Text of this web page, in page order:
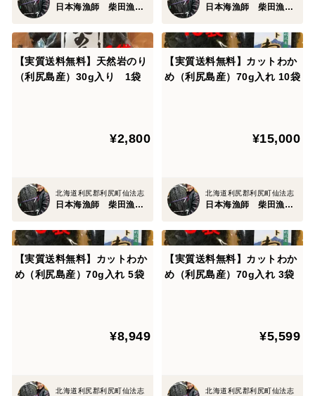
日本海漁師 柴田漁業部 日本海漁師 柴田漁業部
【実質送料無料】天然岩のり
（利尻島産）30g入り 1袋
¥2,800
北海道利尻郡利尻町仙法志
日本海漁師 柴田漁業部
【実質送料無料】カットわか
め（利尻島産）70g入れ 10袋
¥15,000
北海道利尻郡利尻町仙法志
日本海漁師 柴田漁業部
【実質送料無料】カットわか
め（利尻島産）70g入れ 5袋
¥8,949
北海道利尻郡利尻町仙法志
【実質送料無料】カットわか
め（利尻島産）70g入れ 3袋
¥5,599
北海道利尻郡利尻町仙法志